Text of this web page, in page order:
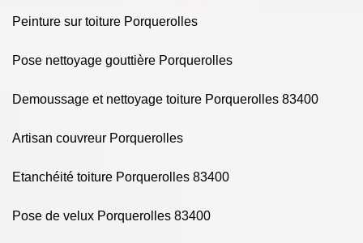
Peinture sur toiture Porquerolles
Pose nettoyage gouttière Porquerolles
Demoussage et nettoyage toiture Porquerolles 83400
Artisan couvreur Porquerolles
Etanchéité toiture Porquerolles 83400
Pose de velux Porquerolles 83400